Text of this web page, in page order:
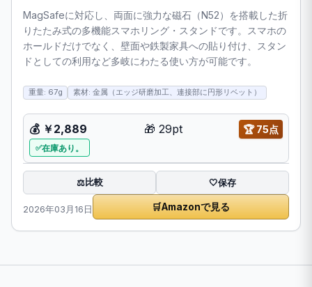
MagSafeに対応し、両面に強力な磁石（N52）を搭載した折
りたたみ式の多機能スマホリング・スタンドです。スマホの
ホールドだけでなく、壁面や鉄製家具への貼り付け、スタン
ドとしての利用など多岐にわたる使い方が可能です。
重量: 67g 素材: 金属（エッジ研磨加工、連接部に円形リベット）
💰 ￥2,889 🎁 29pt 🏆75点
在庫あり。
⚖️比較 🤍保存
2026年03月16日 🛒Amazonで見る